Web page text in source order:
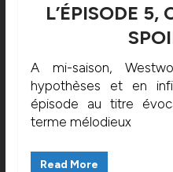
L’ÉPISODE 5,
A mi-saison,
hypothèses et en
épisode au titre
terme mélodieux
Read More